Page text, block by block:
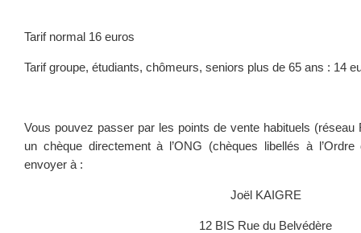
Tarif normal 16 euros
Tarif groupe, étudiants, chômeurs, seniors plus de 65 ans : 14
Vous pouvez passer par les points de vente habituels (réseau
un chèque directement à l’ONG (chèques libellés à
envoyer à :
Joël KAIGRE
12 BIS Rue du Belvédère